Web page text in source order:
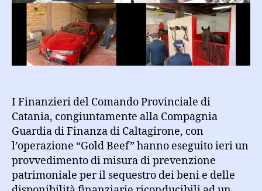
carni
beni
e
società
per
milione
mezzo
di
euro
I Finanzieri del Comando Provinciale di
Catania, congiuntamente alla Compagnia
Guardia di Finanza di Caltagirone, con
l’operazione “Gold Beef” hanno eseguito ieri un
provvedimento di misura di prevenzione
patrimoniale per il sequestro dei beni e delle